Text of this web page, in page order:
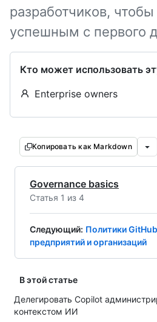
разработчиков,
успешным с первого
Кто может использовать
Enterprise owners
Копировать как Markdown
Governance basics
Статья 1 из 4
Следующий: Политики
предприятий и организаций
В этой статье
Делегировать Copilot
контекстом ИИ